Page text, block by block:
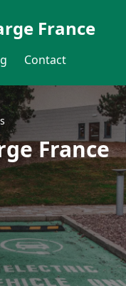
France
Contact
France